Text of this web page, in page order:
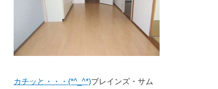
カチッと・・・(*^_^*)ブレインズ・サム